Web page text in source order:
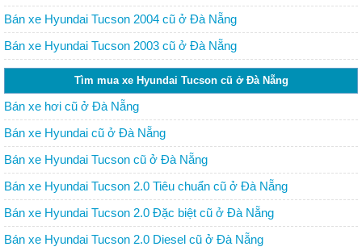
Bán xe Hyundai Tucson 2004 cũ ở Đà Nẵng
Bán xe Hyundai Tucson 2003 cũ ở Đà Nẵng
Tìm mua xe Hyundai Tucson cũ ở Đà Nẵng
Bán xe hơi cũ ở Đà Nẵng
Bán xe Hyundai cũ ở Đà Nẵng
Bán xe Hyundai Tucson cũ ở Đà Nẵng
Bán xe Hyundai Tucson 2.0 Tiêu chuẩn cũ ở Đà Nẵng
Bán xe Hyundai Tucson 2.0 Đặc biệt cũ ở Đà Nẵng
Bán xe Hyundai Tucson 2.0 Diesel cũ ở Đà Nẵng